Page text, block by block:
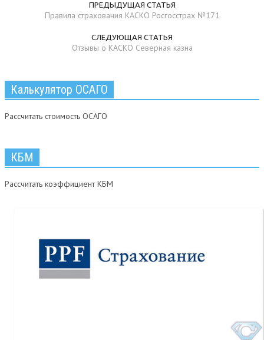
ПРЕДЫДУЩАЯ СТАТЬЯ
Правила страхования КАСКО Росгосстрах №171
СЛЕДУЮЩАЯ СТАТЬЯ
Отзывы о КАСКО Северная казна
Калькулятор ОСАГО
Рассчитать стоимость ОСАГО
КБМ
Рассчитать коэффициент КБМ